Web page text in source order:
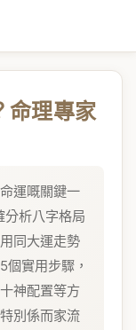
命理專家
運嘅關鍵一
析八字格局
同大運走勢
實用步驟，
神配置等方
別係而家流